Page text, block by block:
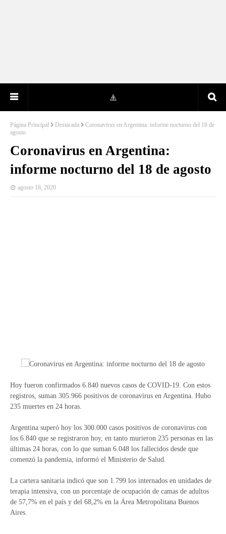
Página Principal Destacada
Coronavirus en Argentina: informe nocturno del 18 de
agosto
Coronavirus en Argentina:
informe nocturno del 18 de agosto
agosto 18, 2020
Hoy fueron confirmados 6.840 nuevos casos de COVID-19. Con estos
registros, suman 305.966 positivos de coronavirus en Argentina. Hubo
235 muertes en 24 horas.
Argentina superó hoy los 300.000 casos positivos de coronavirus con
los 6.840 que se registraron hoy, en tanto murieron 235 personas en las
últimas 24 horas, con lo que suman 6.048 los fallecidos desde que
comenzó la pandemia, informó el Ministerio de Salud.
La cartera sanitaria indicó que son 1.799 los internados en unidades de
terapia intensiva, con un porcentaje de ocupación de camas de adultos
de 57,7% en el país y del 68,2% en la Área Metropolitana Buenos
Aires.